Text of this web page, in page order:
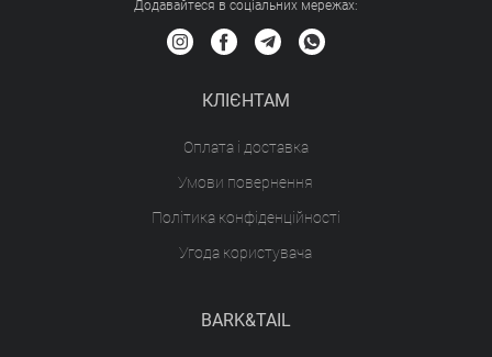
Додавайтеся в соціальних мережах:
КЛІЄНТАМ
Оплата і доставка
Умови повернення
Політика конфіденційності
Угода користувача
BARK&TAIL